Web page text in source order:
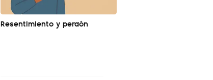
Resentimiento y perdón